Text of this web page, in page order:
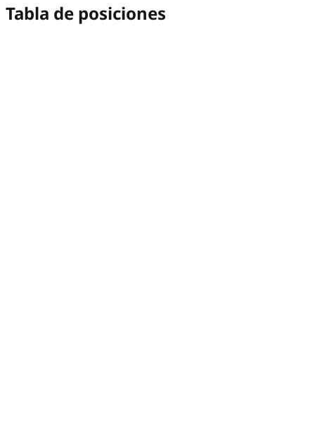
Tabla de posiciones